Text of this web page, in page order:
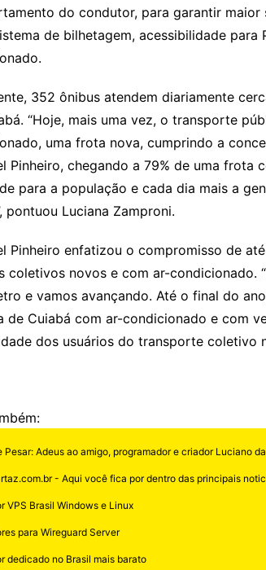
do condutor, para garantir maior
de bilhetagem, acessibilidade
352 ônibus atendem diariamente
“Hoje, mais uma vez, o transporte
uma frota nova, cumprindo a
Pinheiro, chegando a 79% de uma
para a população e cada dia mais a
pontuou Luciana Zamproni.
Pinheiro enfatizou o compromisso de
coletivos novos e com ar-condicionado.
e vamos avançando. Até o final do
de Cuiabá com ar-condicionado e com
dos usuários do transporte coletivo
Pesar: Adeus ao amigo, programador e criador Luciano
- Aqui você fica por dentro das principais
VPS Brasil Windows e Linux
para Wireguard Server
dedicado no Brasil mais barato